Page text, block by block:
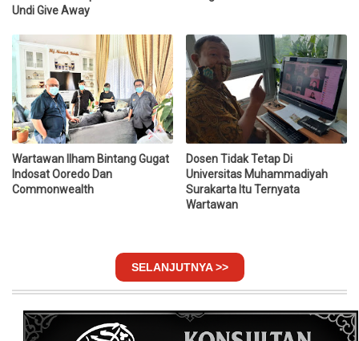
Undi Give Away
Wartawan Ilham Bintang Gugat
Indosat Ooredo Dan
Commonwealth
Dosen Tidak Tetap Di
Universitas Muhammadiyah
Surakarta Itu Ternyata
Wartawan
SELANJUTNYA >>